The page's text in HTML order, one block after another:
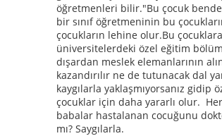
öğretmenleri bilir."Bu çocuk
bir sınıf öğretmeninin bu
çocukların lehine olur.Bu
üniversitelerdeki özel eğitim
dışardan meslek elemanlarının
kazandırılır ne de tutunacak dal
kaygılarla yaklaşmıyorsanız
çocuklar için daha yararlı olur.
babalar hastalanan cocuğunu
mı? Saygılarla.